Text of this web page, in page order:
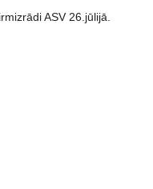
ASV 26.jūlijā.